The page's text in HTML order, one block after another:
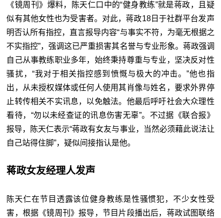
《镜周刊》爆料，陈天仁口中的“健身教练”就是蒋政，且疑
似有其他女性也为受害者。对此，蒋政18日于社群平台发声
明否认所有指控，直言报导内容“与事实不符，为毫无根据之
不实指控”，强调这已严重损害其名誉与专业形象。蒋政强调
自己从事教练职业多年，始终秉持尊重与专业，坚决反对性
骚扰，“我对于相关指控感到愤慨与极大的冲击。”他也指
出，从未授权媒体或任何人使用其肖像与姓名，要求外界停
止转传相关不实讯息，以免触法。他最后呼吁社会大众理性
看待，“勿以未经查证的讯息伤害无辜”。不过据《联合报》
报导，陈天仁表示“蒋政有女友与事业，当然必须藉此说法让
自己站得住脚”，疑似间接指认是他。
蒋政女友经理人发声
陈天仁在节目透露该位健身教练是性骚惯犯，不少女性受
害，根据《镜周刊》报导，节目片段播出后，蒋政试图联络